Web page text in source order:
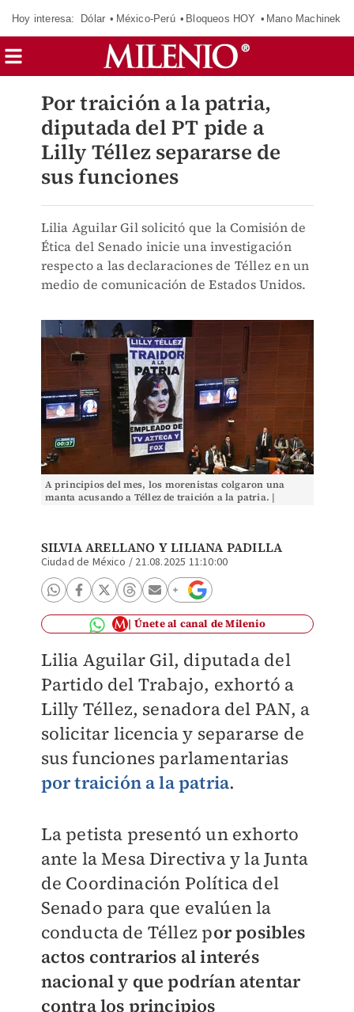
Hoy interesa: Dólar México-Perú Bloqueos HOY Mano Machinek
Por traición a la patria,
diputada del PT pide a
Lilly Téllez separarse de
sus funciones
Lilia Aguilar Gil solicitó que la Comisión de
Ética del Senado inicie una investigación
respecto a las declaraciones de Téllez en un
medio de comunicación de Estados Unidos.
A principios del mes, los morenistas colgaron una
manta acusando a Téllez de traición a la patria. |
SILVIA ARELLANO YLILIANA PADILLA
Ciudad de México / 21.08.2025 11:10:00
Únete al canal de Milenio
Lilia Aguilar Gil, diputada del
Partido del Trabajo, exhortó a
Lilly Téllez, senadora del PAN, a
solicitar licencia y separarse de
sus funciones parlamentarias
por traición a la patria.
La petista presentó un exhorto
ante la Mesa Directiva y la Junta
de Coordinación Política del
Senado para que evalúen la
conducta de Téllez por posibles
actos contrarios al interés
nacional y que podrían atentar
contra los principios